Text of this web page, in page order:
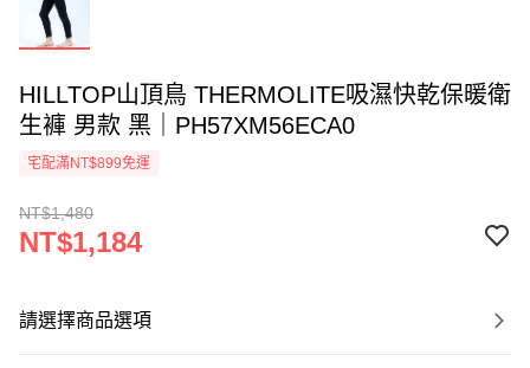
HILLTOP山頂鳥 THERMOLITE吸濕快乾保暖衛
生褲 男款 黑｜PH57XM56ECA0
宅配滿NT$899免運
NT$1,480
NT$1,184
請選擇商品選項